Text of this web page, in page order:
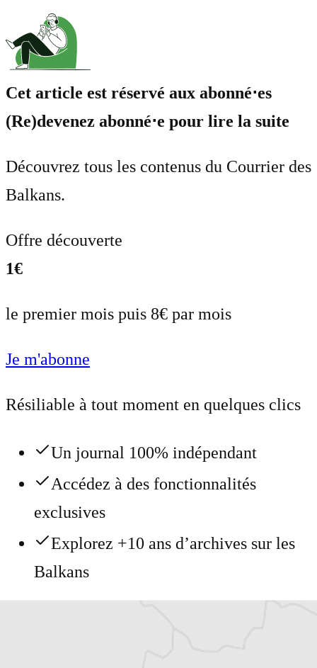
Cet article est réservé aux abonné⋅es
(Re)devenez abonné⋅e pour lire la suite
Découvrez tous les contenus du Courrier des
Balkans.
Offre découverte
1€
le premier mois puis 8€ par mois
Je m'abonne
Résiliable à tout moment en quelques clics
Un journal 100% indépendant
Accédez à des fonctionnalités
exclusives
Explorez +10 ans d’archives sur les
Balkans